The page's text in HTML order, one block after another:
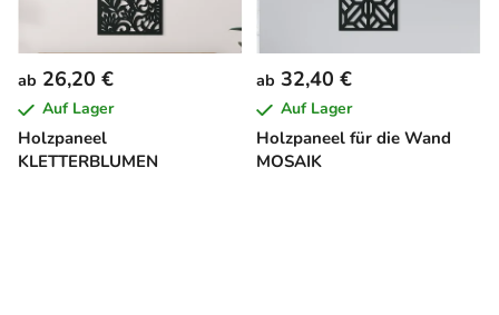
Holzpaneel
KLETTERBLUMEN
ab 26,20 €
Auf Lager
Holzpaneel für die Wand
MOSAIK
ab 32,40 €
Auf Lager